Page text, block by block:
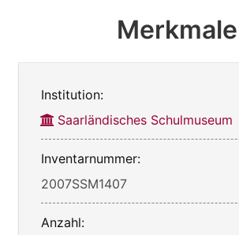
Merkmale
Institution:
Saarländisches Schulmuseum
Inventarnummer:
2007SSM1407
Anzahl: